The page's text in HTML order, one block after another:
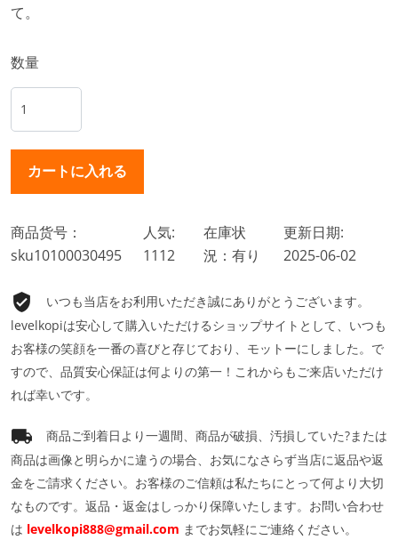
て。
数量
商品货号：
sku10100030495
人気:
1112
在庫状
況：有り
更新日期:
2025-06-02
いつも当店をお利用いただき誠にありがとうございます。
levelkopiは安心して購入いただけるショップサイトとして、いつも
お客様の笑顔を一番の喜びと存じており、モットーにしました。で
すので、品質安心保証は何よりの第一！これからもご来店いただけ
れば幸いです。
商品ご到着日より一週間、商品が破損、汚損していた?または
商品は画像と明らかに違うの場合、お気になさらず当店に返品や返
金をご請求ください。お客様のご信頼は私たちにとって何より大切
なものです。返品・返金はしっかり保障いたします。お問い合わせ
は levelkopi888@gmail.com までお気軽にご連絡ください。